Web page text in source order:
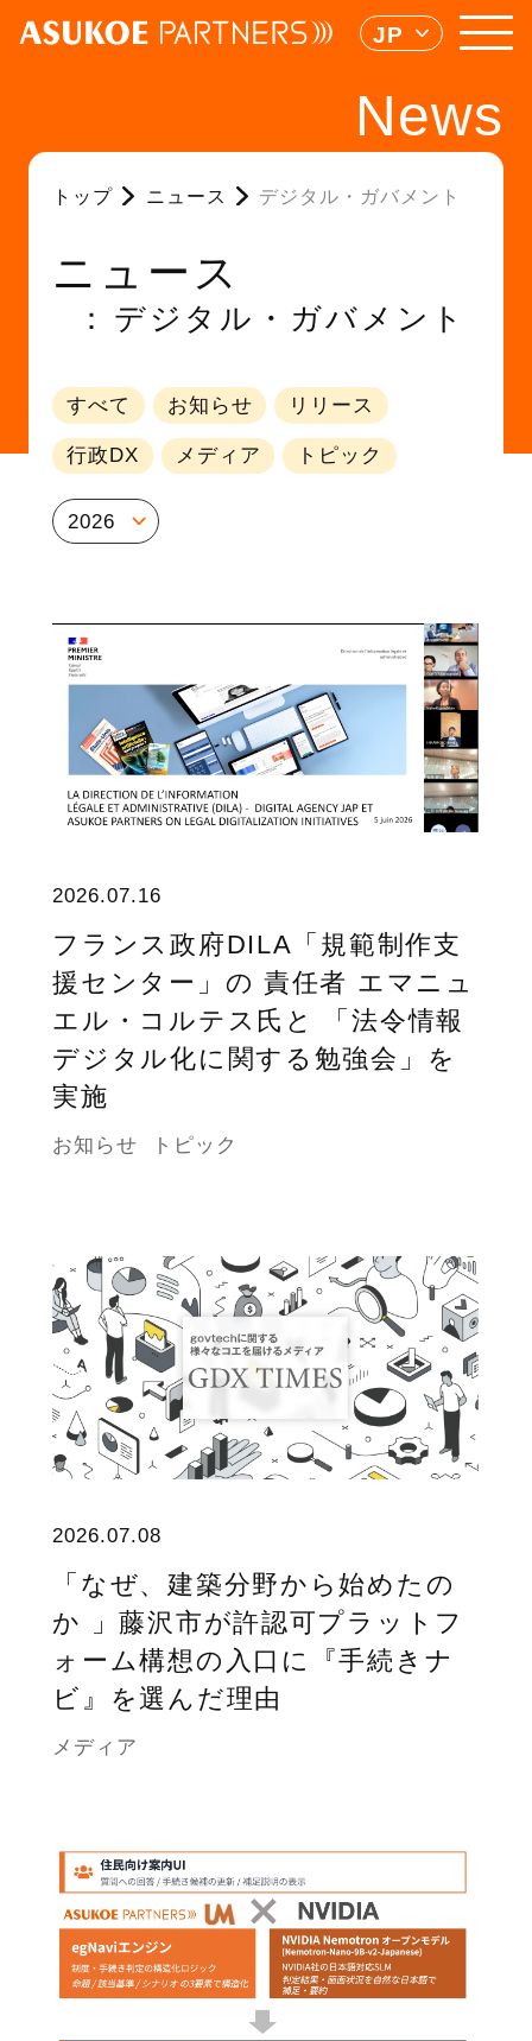
JP
News
トップ ニュース デジタル・ガバメント
ニュース
デジタル・ガバメント
すべて お知らせ リリース
行政DX メディア トピック
2026
2026.07.16
フランス政府DILA「規範制作支
援センター」の 責任者 エマニュ
エル・コルテス氏と 「法令情報
デジタル化に関する勉強会」を
実施
お知らせ トピック
2026.07.08
「なぜ、建築分野から始めたの
か 」藤沢市が許認可プラットフ
ォーム構想の入口に『手続きナ
ビ』を選んだ理由
メディア